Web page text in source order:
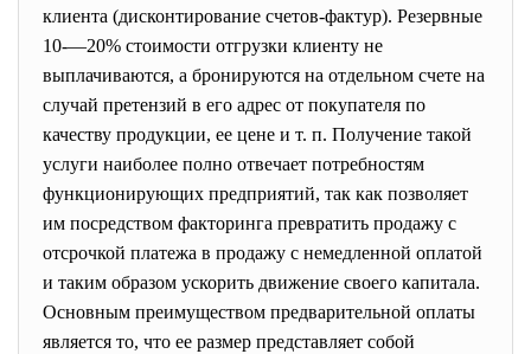
клиента (дисконтирование счетов-фактур). Резервные
10-—20% стоимости отгрузки клиенту не
выплачиваются, а бронируются на отдельном счете на
случай претензий в его адрес от покупателя по
качеству продукции, ее цене и т. п. Получение такой
услуги наиболее полно отвечает потребностям
функционирующих предприятий, так как позволяет
им посредством факторинга превратить продажу с
отсрочкой платежа в продажу с немедленной оплатой
и таким образом ускорить движение своего капитала.
Основным преимуществом предварительной оплаты
является то, что ее размер представляет собой